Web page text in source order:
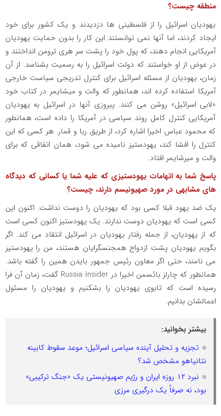
منطقه چیست؟
یهودیان اسرائیل را از فلسطینی ها دزدیدند و یک کشور برای خود
ایجاد کردند، اما آنها نمی توانستند این کار را بدون حمایت یهودیان
آمریکایی انجام دهند، که پول خود را پشت سر هری ترومن انداختند و
در عوض از او خواستند که دولت اسرائیل را به رسمیت بشناسد. از آن
زمان، یهودیان از مسئله اسرائیل برای کنترل تدریجی سیاست خارجی
آمریکا استفاده کرده اند، همانطور که والت و میشایمر در کتاب خود
«لابی اسرائیل» روشن می کنند. پیروزی آنها در اسرائیل به یهودیان
آمریکایی کنترل کامل روند سیاسی در آمریکا را داده است، همانطور
که محمود عباس اخیرا اشاره کرد، از طریق ربا و قمار. هر کسی که این
کنترل را افشا کند، یهودستیز نامیده می شود، همان اتفاقی که برای
والت و میرشایمر افتاد.
پاسخ شما به اتهامات یهودستیزی که علیه شما یا کسانی که دیدگاه
های مشابهی در مورد صهیونیسم دارند، چیست؟
یک ضد یهود قبلا کسی بود که یهودیان را دوست نداشت. اکنون این
کسی است که یهودیان دوست ندارند. یک یهودستیز اکنون کسی است
که از یهودیان، از جمله رفتار یهودیان در اسرائیل انتقاد می کند. اگر
بگویم یهودیان پشت ازدواج همجنسگرایان هستند، من را یهودستیز
می نامند، حتی اگر معاون رئیس جمهور بایدن همین را گفته باشد.
همانطور که چارلز بائسمن اخیرا در Russia Insider گفت، زمان آن فرا
رسیده است که تابوی یهودیان را بشکنیم و یهودیان را مسئول
اعمالشان بدانیم.
بیشتر بخوانید:
تجزیه و تحلیل آینده سیاسی اسرائیل؛ موعد سقوط کابینه
نتانیاهو مشخص شد؟
نبرد ۱۲ روزه ایران و رژیم صهیونیستی یک «جنگ ترکیبی»
بود، نه صرفاً یک درگیری مرزی